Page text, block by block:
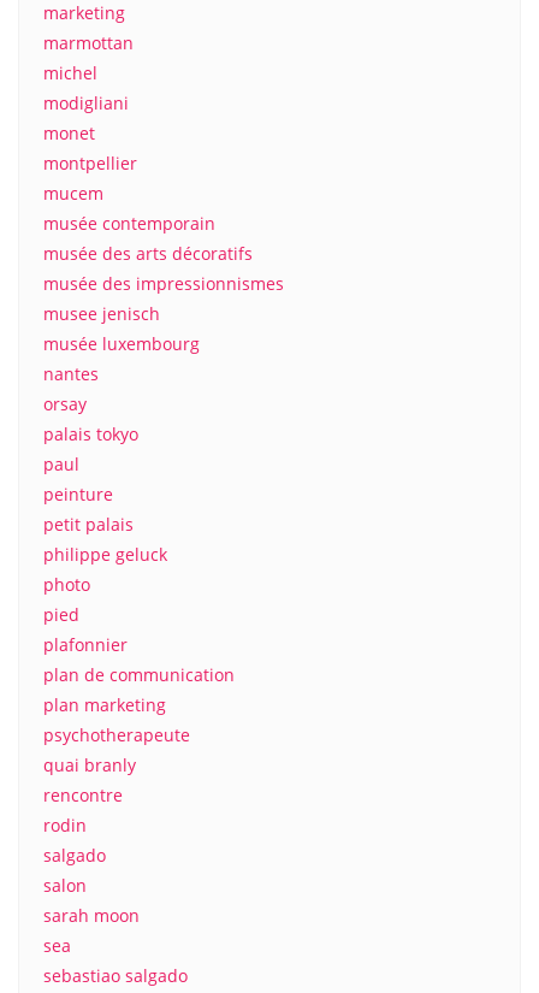
marketing
marmottan
michel
modigliani
monet
montpellier
mucem
musée contemporain
musée des arts décoratifs
musée des impressionnismes
musee jenisch
musée luxembourg
nantes
orsay
palais tokyo
paul
peinture
petit palais
philippe geluck
photo
pied
plafonnier
plan de communication
plan marketing
psychotherapeute
quai branly
rencontre
rodin
salgado
salon
sarah moon
sea
sebastiao salgado